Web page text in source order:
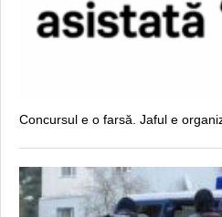
Concursul e o farsă. Jaful e